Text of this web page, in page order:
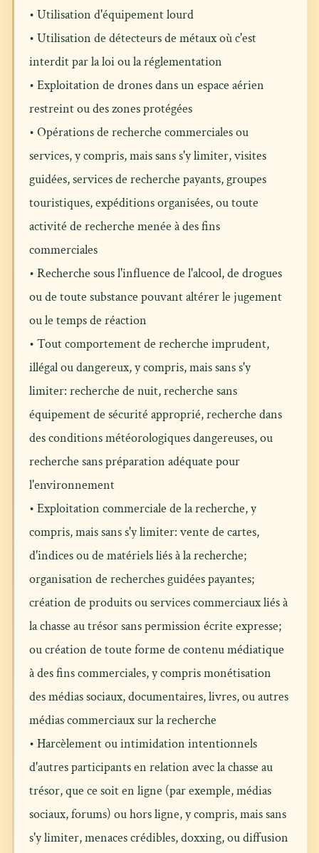
• Utilisation d'équipement lourd
• Utilisation de détecteurs de métaux où c'est
interdit par la loi ou la réglementation
• Exploitation de drones dans un espace aérien
restreint ou des zones protégées
• Opérations de recherche commerciales ou
services, y compris, mais sans s'y limiter, visites
guidées, services de recherche payants, groupes
touristiques, expéditions organisées, ou toute
activité de recherche menée à des fins
commerciales
• Recherche sous l'influence de l'alcool, de drogues
ou de toute substance pouvant altérer le jugement
ou le temps de réaction
• Tout comportement de recherche imprudent,
illégal ou dangereux, y compris, mais sans s'y
limiter: recherche de nuit, recherche sans
équipement de sécurité approprié, recherche dans
des conditions météorologiques dangereuses, ou
recherche sans préparation adéquate pour
l'environnement
• Exploitation commerciale de la recherche, y
compris, mais sans s'y limiter: vente de cartes,
d'indices ou de matériels liés à la recherche;
organisation de recherches guidées payantes;
création de produits ou services commerciaux liés à
la chasse au trésor sans permission écrite expresse;
ou création de toute forme de contenu médiatique
à des fins commerciales, y compris monétisation
des médias sociaux, documentaires, livres, ou autres
médias commerciaux sur la recherche
• Harcèlement ou intimidation intentionnels
d'autres participants en relation avec la chasse au
trésor, que ce soit en ligne (par exemple, médias
sociaux, forums) ou hors ligne, y compris, mais sans
s'y limiter, menaces crédibles, doxxing, ou diffusion